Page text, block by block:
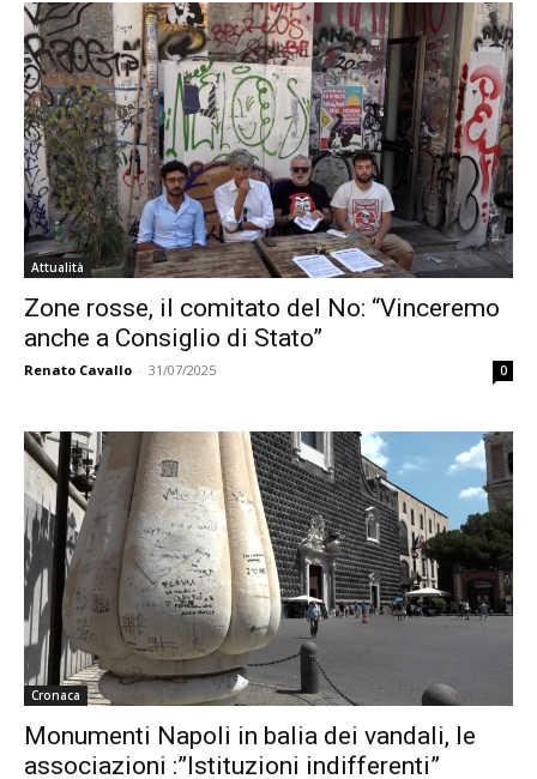
Attualità
Zone rosse, il comitato del No: “Vinceremo
anche a Consiglio di Stato”
Renato Cavallo - 31/07/2025 0
Cronaca
Monumenti Napoli in balia dei vandali, le
associazioni :”Istituzioni indifferenti”